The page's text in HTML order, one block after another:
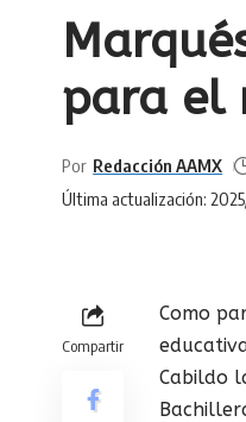
para el
Última actualización:
Por Redacción AAMX
Compartir
Como
Cabildo